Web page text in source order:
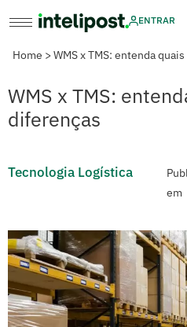
ENTRAR
Home > WMS x TMS: entenda
WMS x TMS:
diferenças
Tecnologia Logística
em